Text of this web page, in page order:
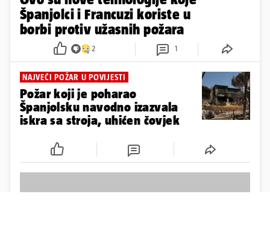
Španjolci i Francuzi koriste u
borbi protiv užasnih požara
2 1
NAJVEĆI POŽAR U POVIJESTI
Požar koji je poharao
Španjolsku navodno izazvala
iskra sa stroja, uhićen čovjek